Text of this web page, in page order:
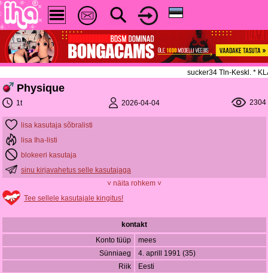
sucker34 Tln-Keskl. *
Physique
1t 2026-04-04 2304
lisa kasutaja sõbralisti
lisa Iha-listi
blokeeri kasutaja
sinu kirjavahetus selle kasutajaga
˅ näita rohkem ˅
Tee sellele kasutajale kingitus!
kontakt
Konto tüüp
mees
Sünniaeg
4. aprill 1991 (35)
Riik
Eesti